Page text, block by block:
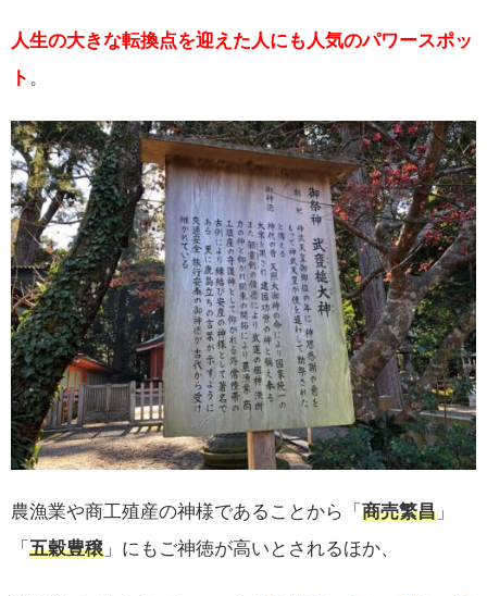
人生の大きな転換点を迎えた人にも人気のパワースポッ
ト 。
農漁業や商工殖産の神様であることから「 商売繁昌 」
「 五穀豊穣 」にもご神徳が高いとされるほか、